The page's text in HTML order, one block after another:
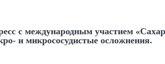
с международным участием
и микрососудистые осложнения.